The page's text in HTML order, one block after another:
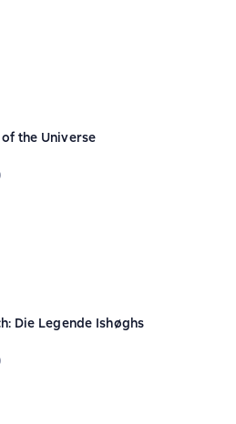
the Universe
рейтинг 0 на основе 0 оценок
Die Legende Ishøghs
рейтинг 0 на основе 0 оценок